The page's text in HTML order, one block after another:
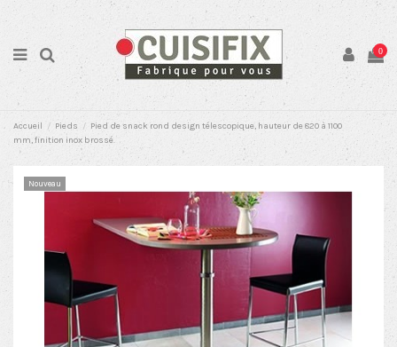
0
Accueil Pieds
Pied de snack rond design télescopique, hauteur de 820 à 1100
mm, finition inox brossé.
Nouveau